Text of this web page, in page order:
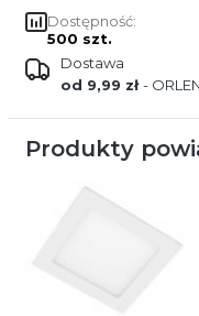
Dostępność:
500 szt.
Dostawa
od 9,99 zł- ORLEN
Produkty